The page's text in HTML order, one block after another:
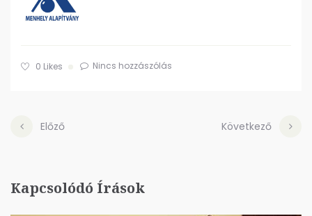
0 Likes Nincs hozzászólás
Előző Következő
Kapcsolódó Írások